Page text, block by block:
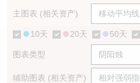
主图表 (相关资产)
10天 20天 50天
图表类型
辅助图表 (相关资产)
认股证文件及公告
认股证文件及公告 (瑞信)
牛熊证到期结算价查找
牛熊证分析仪
AH 股价对照